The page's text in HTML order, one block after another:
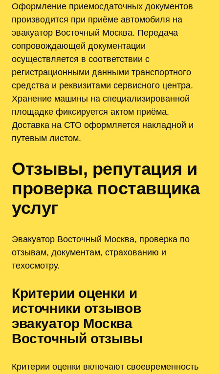
Оформление приемосдаточных документов
производится при приёме автомобиля на
эвакуатор Восточный Москва. Передача
сопровождающей документации
осуществляется в соответствии с
регистрационными данными транспортного
средства и реквизитами сервисного центра.
Хранение машины на специализированной
площадке фиксируется актом приёма.
Доставка на СТО оформляется накладной и
путевым листом.
Отзывы, репутация и
проверка поставщика
услуг
Эвакуатор Восточный Москва, проверка по
отзывам, документам, страхованию и
техосмотру.
Критерии оценки и
источники отзывов
эвакуатор Москва
Восточный отзывы
Критерии оценки включают своевременность